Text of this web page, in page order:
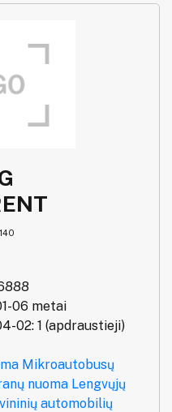
06 metai
02: 1 (apdraustieji)
Mikroautobusų
nuoma Lengvųjų
automobilių